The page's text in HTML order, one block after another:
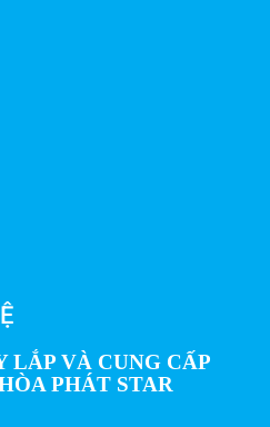
LẮP VÀ CUNG CẤP
PHÁT STAR